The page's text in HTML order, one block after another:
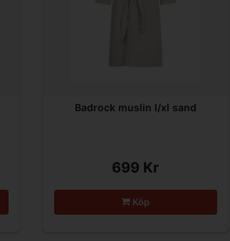
Badrock muslin l/xl sand
699 Kr
Köp